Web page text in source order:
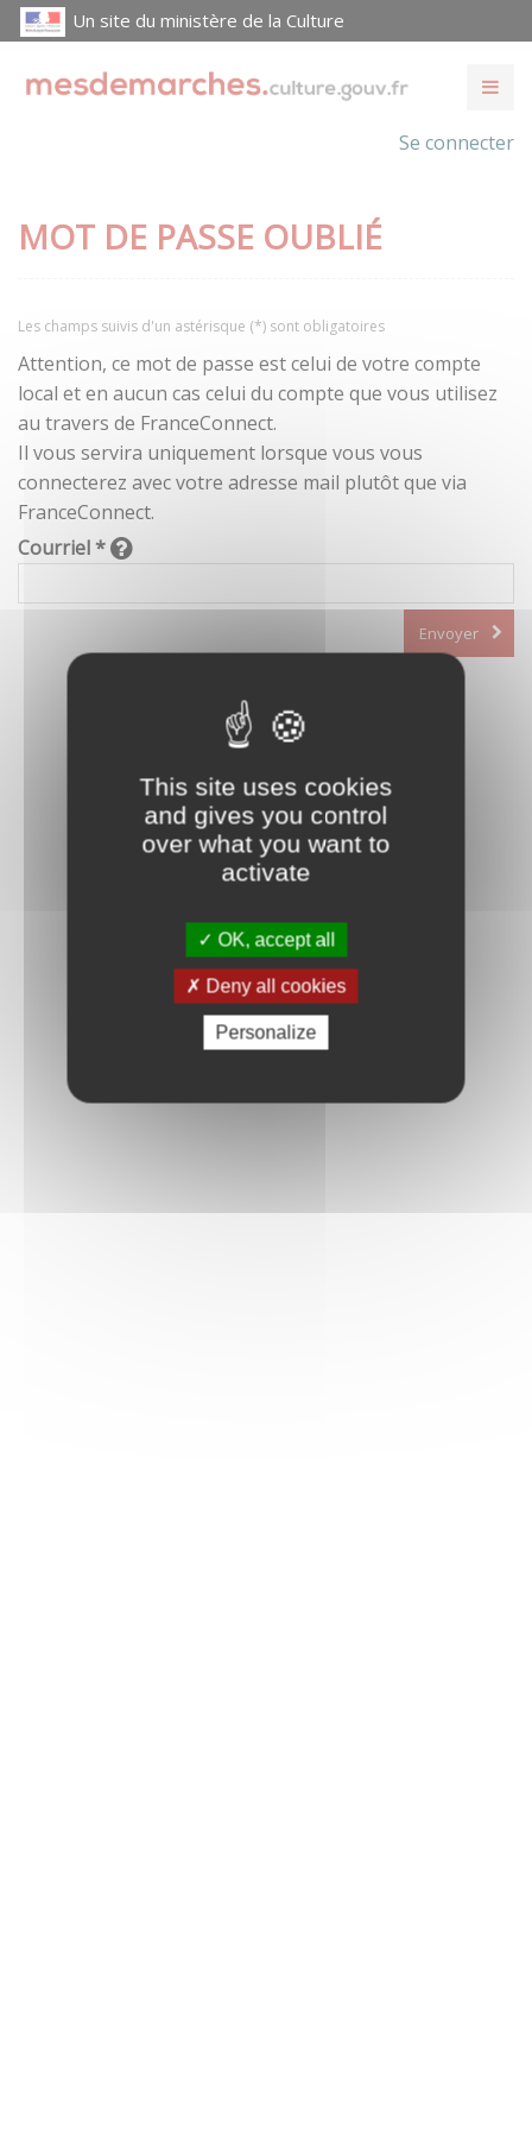
This site uses cookies
and gives you control
over what you want to
activate
OK, accept all
Deny all cookies
Personalize
Un site du ministère de la Culture
Se connecter
MOT DE PASSE OUBLIÉ
Les champs suivis d'un astérisque (*) sont obligatoires
Attention, ce mot de passe est celui de votre compte
local et en aucun cas celui du compte que vous utilisez
au travers de FranceConnect.
Il vous servira uniquement lorsque vous vous
connecterez avec votre adresse mail plutôt que via
FranceConnect.
Courriel *
Envoyer